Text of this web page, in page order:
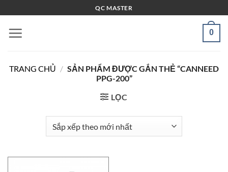
qua
nội
QC MASTER
0
TRANG CHỦ / SẢN PHẨM ĐƯỢC GẮN THẺ “CANNEED
PPG-200”
LỌC